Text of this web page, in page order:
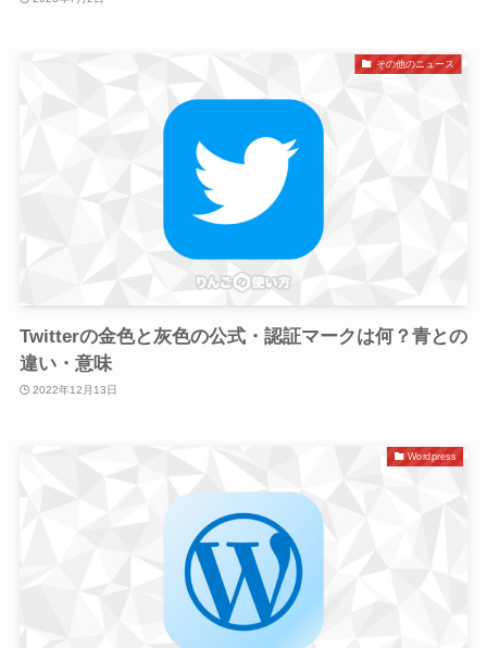
その他のニュース
Twitterの金色と灰色の公式・認証マークは何？青との
違い・意味
2022年12月13日
Wordpress